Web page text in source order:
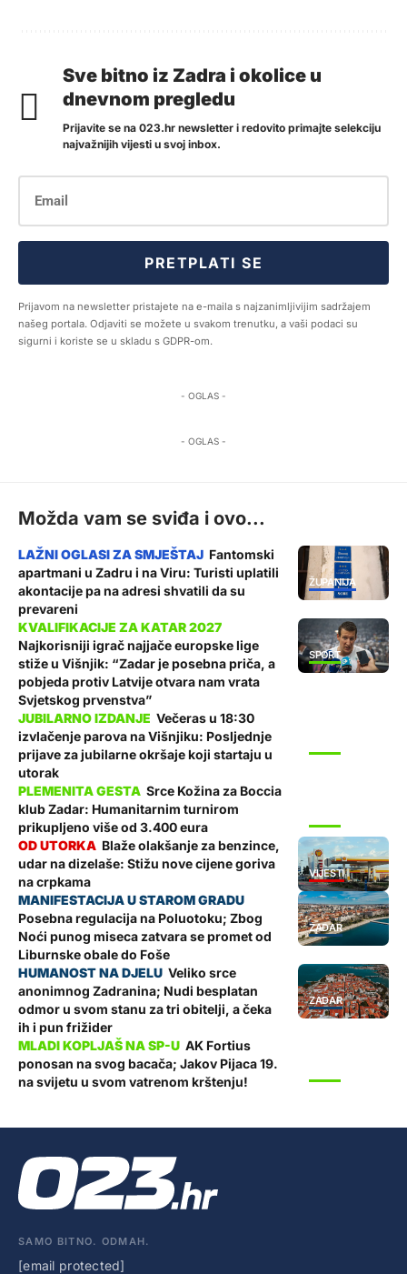
Sve bitno iz Zadra i okolice u
dnevnom pregledu
Prijavite se na 023.hr newsletter i redovito primajte selekciju
najvažnijih vijesti u svoj inbox.
PRETPLATI SE
Prijavom na newsletter pristajete na e-maila s najzanimljivijim sadržajem
našeg portala. Odjaviti se možete u svakom trenutku, a vaši podaci su
sigurni i koriste se u skladu s GDPR-om.
- OGLAS -
- OGLAS -
Možda vam se sviđa i ovo...
ŽUPANIJA
Fantomski
apartmani u Zadru i na Viru: Turisti uplatili
akontacije pa na adresi shvatili da su
prevareni
SPORT
Najkorisniji igrač najjače europske lige
stiže u Višnjik: “Zadar je posebna priča, a
pobjeda protiv Latvije otvara nam vrata
Svjetskog prvenstva”
Večeras u 18:30
izvlačenje parova na Višnjiku: Posljednje
prijave za jubilarne okršaje koji startaju u
utorak
Srce Kožina za Boccia
klub Zadar: Humanitarnim turnirom
prikupljeno više od 3.400 eura
VIJESTI
Blaže olakšanje za benzince,
udar na dizelaše: Stižu nove cijene goriva
na crpkama
ZADAR
Posebna regulacija na Poluotoku; Zbog
Noći punog miseca zatvara se promet od
Liburnske obale do Foše
ZADAR
Veliko srce
anonimnog Zadranina; Nudi besplatan
odmor u svom stanu za tri obitelji, a čeka
ih i pun frižider
AK Fortius
ponosan na svog bacača; Jakov Pijaca 19.
na svijetu u svom vatrenom krštenju!
SAMO BITNO. ODMAH.
[email protected]